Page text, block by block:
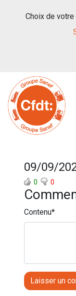
Choix de
09/09/
0 0
Contenu*